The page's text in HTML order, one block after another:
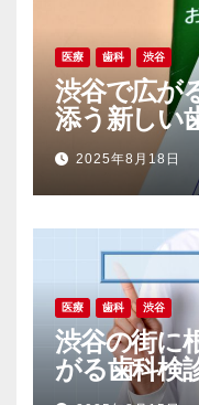
医療 歯科 渋谷
渋谷で広が
添う新しい
のライフス
2025年8月18日
医療 歯科 渋谷
渋谷の街に
がる歯科検